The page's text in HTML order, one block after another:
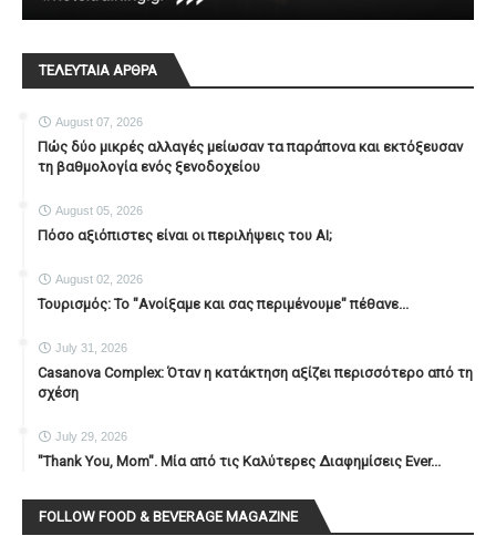
ΤΕΛΕΥΤΑΙΑ ΑΡΘΡΑ
August 07, 2026
Πώς δύο μικρές αλλαγές μείωσαν τα παράπονα και εκτόξευσαν
τη βαθμολογία ενός ξενοδοχείου
August 05, 2026
Πόσο αξιόπιστες είναι οι περιλήψεις του ΑΙ;
August 02, 2026
Τουρισμός: Το "Ανοίξαμε και σας περιμένουμε" πέθανε...
July 31, 2026
Casanova Complex: Όταν η κατάκτηση αξίζει περισσότερο από τη
σχέση
July 29, 2026
"Thank You, Mοm". Μία από τις Καλύτερες Διαφημίσεις Ever...
FOLLOW FOOD & BEVERAGE MAGAZINE